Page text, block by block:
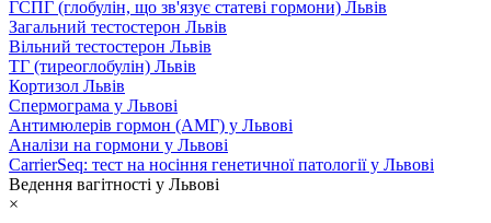
ГСПГ (глобулін, що зв'язує статеві гормони) Львів
Загальний тестостерон Львів
Вільний тестостерон Львів
ТГ (тиреоглобулін) Львів
Кортизол Львів
Спермограма у Львові
Антимюлерів гормон (АМГ) у Львові
Аналізи на гормони у Львові
CarrierSeq: тест на носіння генетичної патології у Львові
Ведення вагітності у Львові
×